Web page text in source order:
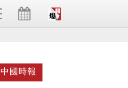
中國時報